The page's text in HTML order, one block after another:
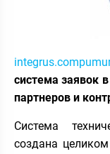
система заявок
партнеров и
Система
создана